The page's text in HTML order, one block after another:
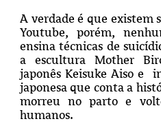
A verdade é que existem
Youtube, porém,
ensina técnicas de
a escultura Mother
japonês Keisuke Aiso e
japonesa que conta a
morreu no parto e
humanos.